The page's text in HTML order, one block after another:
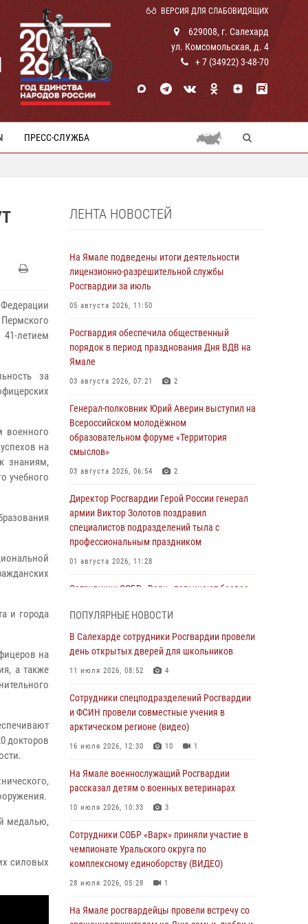
ВЕРСИЯ ДЛЯ СЛАБОВИДЯЩИХ
629008, г. Салехард
ул. Комсомольская, д. 4
+ 7 (34922) 3-48-70
ПРЕСС-СЛУЖБА
летием
за
военного
на
знаниям,
учебного
и города
на
а также
докторов
медалью,
силовых
ЛЕНТА НОВОСТЕЙ
На Ямале подведены итоги деятельности
лицензионно-разрешительной службы
Росгвардии за июль
05 августа 2026, 11:50
Росгвардия обеспечила общественный
порядок в период празднования Дня ВДВ на
Ямале
03 августа 2026, 07:21 2
Генерал-полковник Юрий Аверин выступил на
Всероссийском молодёжном
образовательном форуме «Территория
смыслов»
03 августа 2026, 06:54 2
Директор Росгвардии Герой России генерал
армии Виктор Золотов поздравил
специалистов подразделений тыла с
профессиональным праздником
01 августа 2026, 11:28
Сотрудники СОБР «Варк» повышают боевое
Офицеры спецназа Росгвардии провели
практическое занятие для сотрудников
29 июля 2026, 10:42 4
В Уральском округе Росгвардии состоялось
заседание оперативного штаба
Сотрудники СОБР «Варк» приняли участие в
чемпионате Уральского округа по
28 июля 2026, 05:28 1
На Полярном круге Росгвардия обеспечила
27 июля 2026, 09:04 3
ПОПУЛЯРНЫЕ НОВОСТИ
В Салехарде сотрудники Росгвардии провели
день открытых дверей для школьников
11 июля 2026, 08:52 4
Сотрудники спецподразделений Росгвардии
и ФСИН провели совместные учения в
арктическом регионе (видео)
16 июля 2026, 12:30 10 1
На Ямале военнослужащий Росгвардии
рассказал детям о военных ветеринарах
10 июля 2026, 10:33 3
Сотрудники СОБР «Варк» приняли участие в
чемпионате Уральского округа по
комплексному единоборству (ВИДЕО)
28 июля 2026, 05:28 1
На Ямале росгвардейцы провели встречу со